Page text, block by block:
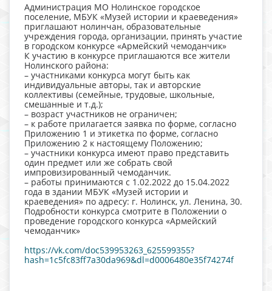
Администрация МО Нолинское городское
поселение, МБУК «Музей истории и краеведения»
приглашают нолинчан, образовательные
учреждения города, организации, принять участие
в городском конкурсе «Армейский чемоданчик»
К участию в конкурсе приглашаются все жители
Нолинского района:
– участниками конкурса могут быть как
индивидуальные авторы, так и авторские
коллективы (семейные, трудовые, школьные,
смешанные и т.д.);
– возраст участников не ограничен;
– к работе прилагается заявка по форме, согласно
Приложению 1 и этикетка по форме, согласно
Приложению 2 к настоящему Положению;
– участники конкурса имеют право представить
один предмет или же собрать свой
импровизированный чемоданчик.
– работы принимаются с 1.02.2022 до 15.04.2022
года в здании МБУК «Музей истории и
краеведения» по адресу: г. Нолинск, ул. Ленина, 30.
Подробности конкурса смотрите в Положении о
проведение городского конкурса «Армейский
чемоданчик»
https://vk.com/doc539953263_625599355?
hash=1c5fc83ff7a30da969&dl=d0006480e35f74274f